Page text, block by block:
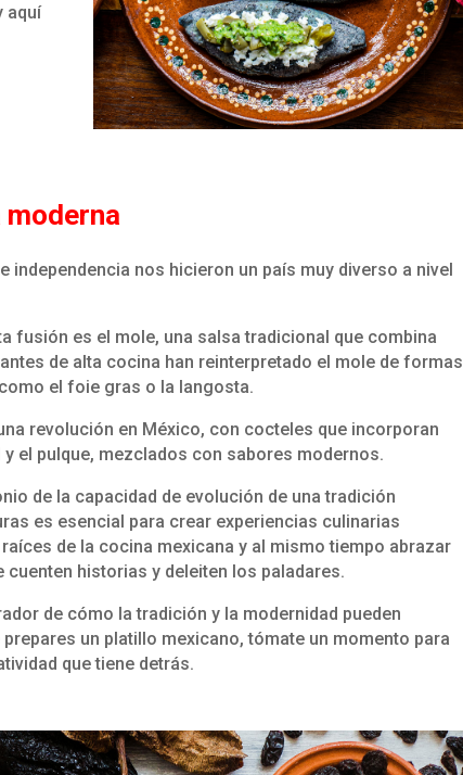
aquí
moderna
independencia nos hicieron un país muy diverso a nivel
fusión es el mole, una salsa tradicional que combina
de alta cocina han reinterpretado el mole de formas
el foie gras o la langosta.
revolución en México, con cocteles que incorporan
el pulque, mezclados con sabores modernos.
de la capacidad de evolución de una tradición
es esencial para crear experiencias culinarias
de la cocina mexicana y al mismo tiempo abrazar
historias y deleiten los paladares.
de cómo la tradición y la modernidad pueden
un platillo mexicano, tómate un momento para
que tiene detrás.